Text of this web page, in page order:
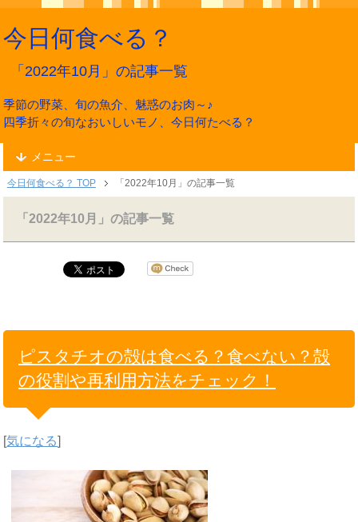
今日何食べる？
「2022年10月」の記事一覧
季節の野菜、旬の魚介、魅惑のお肉～♪
四季折々の旬なおいしいモノ、今日何たべる？
メニュー
今日何食べる？ TOP 「2022年10月」の記事一覧
「2022年10月」の記事一覧
ピスタチオの殻は食べる？食べない？殻
の役割や再利用方法をチェック！
[気になる]